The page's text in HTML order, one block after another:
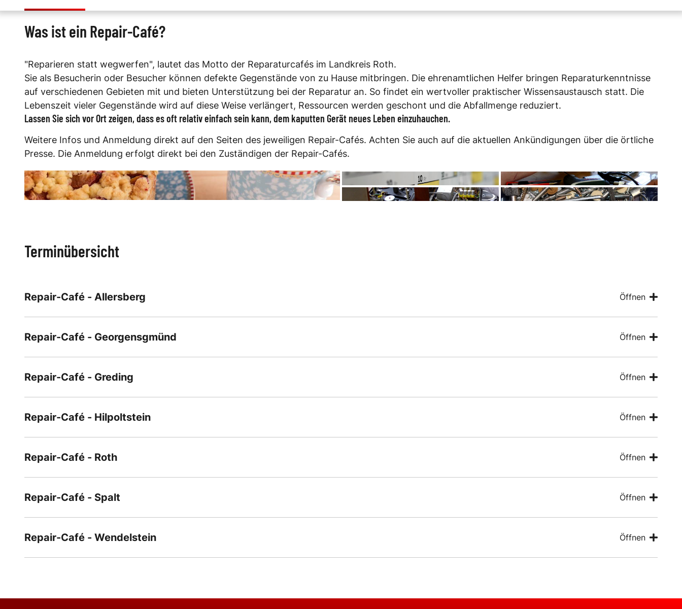
Was ist ein Repair-Café?
"Reparieren statt wegwerfen", lautet das Motto der Reparaturcafés im Landkreis Roth.
Sie als Besucherin oder Besucher können defekte Gegenstände von zu Hause mitbringen. Die ehrenamtlichen Helfer bringen Reparaturkenntnisse
auf verschiedenen Gebieten mit und bieten Unterstützung bei der Reparatur an. So findet ein wertvoller praktischer Wissensaustausch statt. Die
Lebenszeit vieler Gegenstände wird auf diese Weise verlängert, Ressourcen werden geschont und die Abfallmenge reduziert.
Lassen Sie sich vor Ort zeigen, dass es oft relativ einfach sein kann, dem kaputten Gerät neues Leben einzuhauchen.
Weitere Infos und Anmeldung direkt auf den Seiten des jeweiligen Repair-Cafés. Achten Sie auch auf die aktuellen Ankündigungen über die örtliche
Presse. Die Anmeldung erfolgt direkt bei den Zuständigen der Repair-Cafés.
Terminübersicht
Repair-Café - Allersberg Öffnen
Repair-Café - Georgensgmünd Öffnen
Repair-Café - Greding Öffnen
Repair-Café - Hilpoltstein Öffnen
Repair-Café - Roth Öffnen
Repair-Café - Spalt Öffnen
Repair-Café - Wendelstein Öffnen